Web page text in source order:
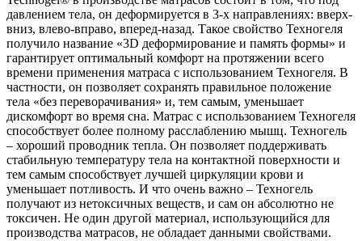
давлением тела, он деформируется в 3-х направлениях: вверх-
вниз, влево-вправо, вперед-назад. Такое свойство Техногеля
получило название «3D деформирование и память формы» и
гарантирует оптимальный комфорт на протяжении всего
времени применения матраса с использованием Техногеля. В
частности, он позволяет сохранять правильное положение
тела «без переворачивания» и, тем самым, уменьшает
дискомфорт во время сна. Матрас с использованием Техногеля
способствует более полному расслаблению мышц. Техногель
– хороший проводник тепла. Он позволяет поддерживать
стабильную температуру тела на контактной поверхности и
тем самым способствует лучшей циркуляции крови и
уменьшает потливость. И что очень важно – Техногель
получают из нетоксичных веществ, и сам он абсолютно не
токсичен. Не один другой материал, использующийся для
производства матрасов, не обладает данными свойствами.